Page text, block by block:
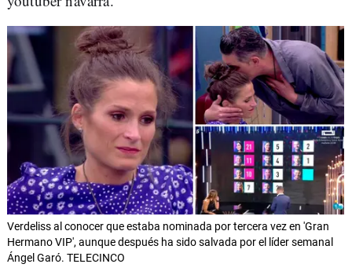
Verdeliss al conocer que estaba nominada por tercera vez en 'Gran
Hermano VIP', aunque después ha sido salvada por el líder semanal
Ángel Garó. TELECINCO